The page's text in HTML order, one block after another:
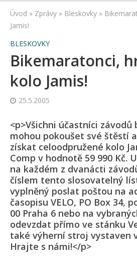
Úvod » Zprávy » Bleskovky »
Jamis!
BLESKOVKY
Bikemaratonci,
kolo Jamis!
25.5.2005
<p>Všichni účastníci závodů
mohou pokoušet své štěstí
získat celoodpružené kolo
Comp v hodnotě 59 990 Kč.
na každém z dvanácti
číslem tento slosovatelný
vyplněný poslat poštou na
časopisu VELO, PO Box 34,
00 Praha 6 nebo na
odevzdat přímo ve stánku
také výherní stroj vystaven
Hrajte s námi!</p>